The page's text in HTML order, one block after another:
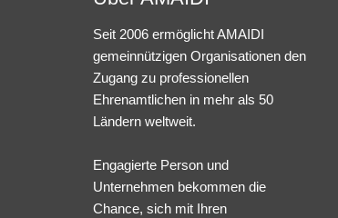
Seit 2006 ermöglicht AMAIDI
gemeinnützigen Organisationen den
Zugang zu professionellen
Ehrenamtlichen in mehr als 50
Ländern weltweit.
Engagierte Person und
Unternehmen bekommen die
Chance, sich mit Ihren